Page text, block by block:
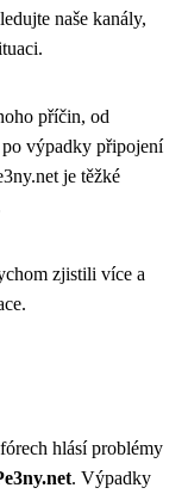
naše kanály,
příčin, od
po výpadky připojení
je těžké
zjistili více a
hlásí problémy
. Výpadky